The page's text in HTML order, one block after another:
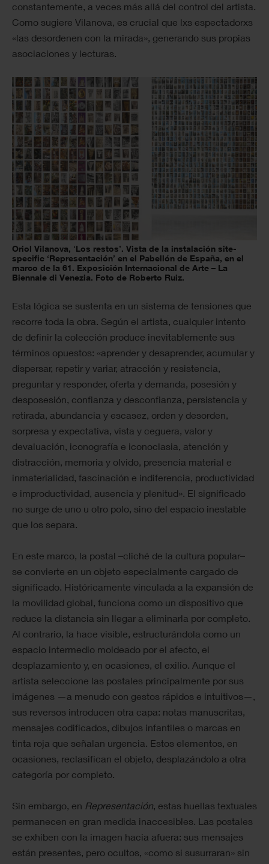
constantemente, a veces más allá del control del artista.
Como sugiere Vilanova, es crucial que lxs espectadorxs
«las desordenen con la mirada», generando sus propias
asociaciones y lecturas.
Oriol Vilanova, ‘Los restos’. Vista de la instalación site-
specific ‘Representación’ en el Pabellón de España, en el
marco de la 61. Exposición Internacional de Arte – La
Biennale di Venezia. Foto de Roberto Ruiz.
Esta lógica se sustenta en un sistema de tensiones que
recorre toda la obra. Según el artista, cualquier intento
de definir la colección produce inevitablemente sus
términos opuestos: «aprender y desaprender, acumular y
dispersar, repetir y variar, atracción y resistencia,
preguntar y responder, oferta y demanda, posesión y
desposesión, confianza y desconfianza, persistencia y
retirada, abundancia y escasez, orden y desorden,
sorpresa y expectativa, vista y ceguera, valor y
devaluación, iconografía e iconoclasia, atención y
distracción, memoria y olvido, presencia material e
inmaterialidad, fascinación e indiferencia, productividad
e improductividad, ausencia y plenitud». El significado
no surge de uno u otro polo, sino del espacio inestable
que los separa.
En este marco, la postal –cliché de la cultura popular–
se convierte en un objeto especialmente cargado de
significado. Históricamente vinculada a la expansión de
la movilidad global, funciona como un dispositivo que
reduce la distancia sin llegar a eliminarla por completo.
Al contrario, la hace visible, estructurándola como un
espacio intermedio moldeado por el afecto, el
desplazamiento y, en ocasiones, el exilio. Aunque el
artista seleccione las postales principalmente por sus
imágenes —a menudo con gestos rápidos e intuitivos—,
sus reversos introducen otra capa: notas manuscritas,
mensajes codificados, dibujos infantiles o marcas en
tinta roja que señalan urgencia. Estos elementos, en
ocasiones, reclasifican el objeto, desplazándolo a otra
categoría por completo.
Sin embargo, en Representación, estas huellas textuales
permanecen en gran medida inaccesibles. Las postales
se exhiben con la imagen hacia afuera: sus mensajes
están presentes, pero ocultos, «como si susurraran» sin